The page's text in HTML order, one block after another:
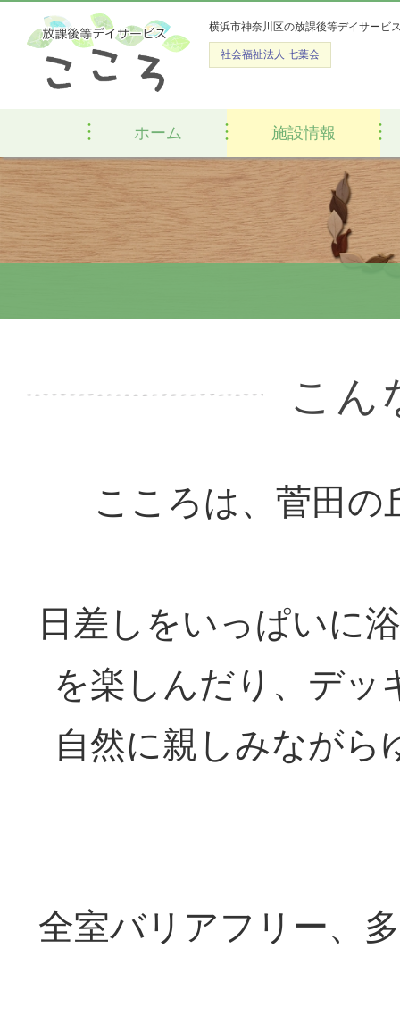
横浜市神奈川区の放課後等デイサービ
社会福祉法人 七葉会
ホーム 施設情報
こん
こころは、菅田
日差しをいっぱいに
を楽しんだり、デ
自然に親しみなが
全室バリアフリー、